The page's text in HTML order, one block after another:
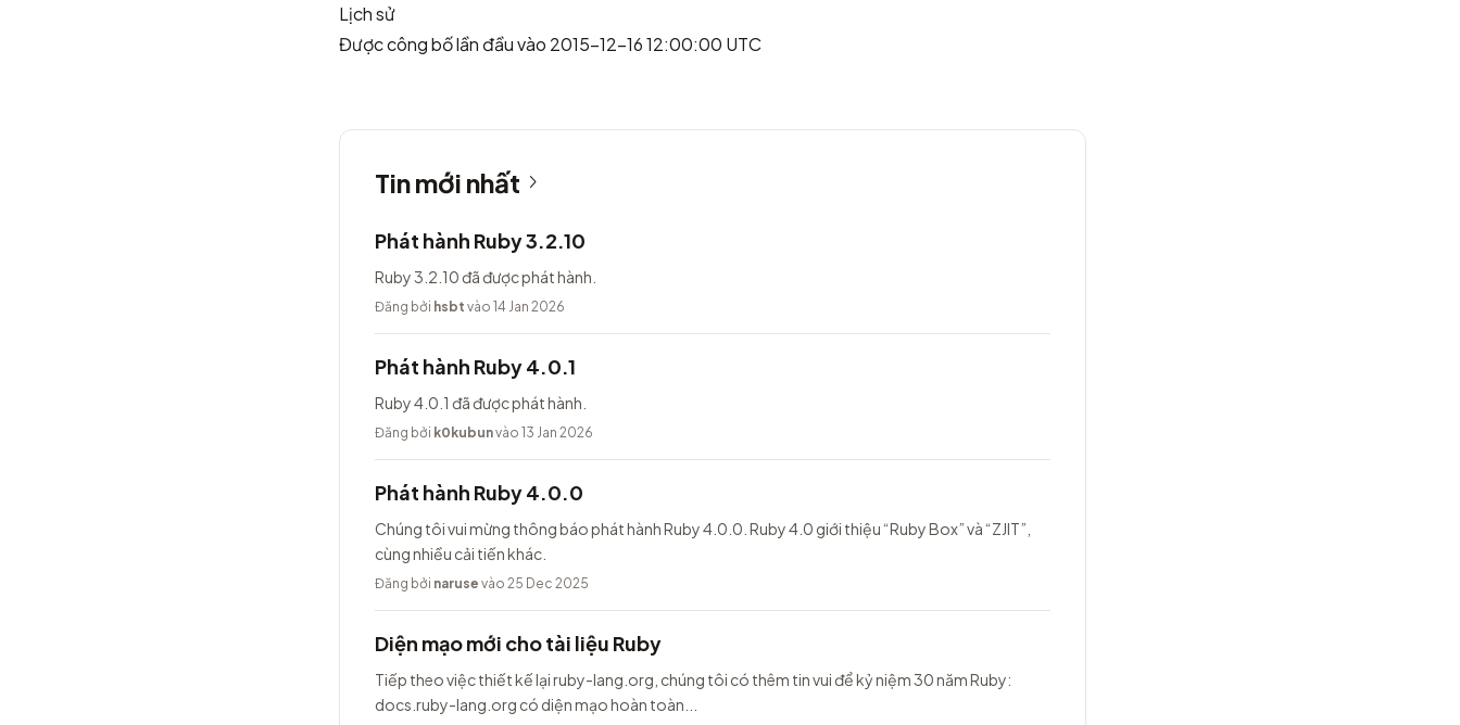
Lịch sử
Được công bố lần đầu vào 2015-12-16 12:00:00 UTC
Tin mới nhất
Phát hành Ruby 3.2.10
Ruby 3.2.10 đã được phát hành.
Đăng bởi hsbt vào 14 Jan 2026
Phát hành Ruby 4.0.1
Ruby 4.0.1 đã được phát hành.
Đăng bởi k0kubunvào 13 Jan 2026
Phát hành Ruby 4.0.0
Chúng tôi vui mừng thông báo phát hành Ruby 4.0.0. Ruby 4.0 giới thiệu “Ruby Box” và “ZJIT”,
cùng nhiều cải tiến khác.
Đăng bởi naruse vào 25 Dec 2025
Diện mạo mới cho tài liệu Ruby
Tiếp theo việc thiết kế lại ruby-lang.org, chúng tôi có thêm tin vui để kỷ niệm 30 năm Ruby:
docs.ruby-lang.org có diện mạo hoàn toàn...